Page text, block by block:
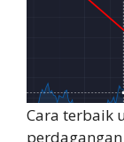
Cara terbaik